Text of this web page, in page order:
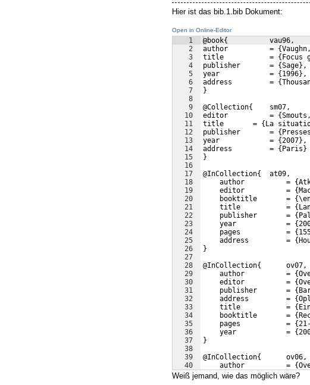
Hier ist das bib.1.bib Dokument:
Open in Online-Editor
1
2
3
4
5
6
7
8
9
10
11
12
13
14
15
16
17
18
19
20
21
22
23
24
25
26
27
28
29
30
31
32
33
34
35
36
37
38
39
40
41
@book{          vau96,
author          = {Vaughn,
title           = {Focus
publisher       = {Sage},
year            = {1996},
address         =
}
@Collection{    sm07,
editor          = {Smouts,
title       = {La situation
publisher       = {Presses
year            = {2007},
address         = {Paris}
}
@InCollection{  at09,
author          =
editor          =
booktitle       =
title           =
publisher       =
year            =
pages           =
address         =
}
@InCollection{      ov07,
author          =
editor          =
publisher       =
address         =
title           =
booktitle       =
pages           =
year            =
}
@InCollection{      ov06,
author          =
editor          =
Weiß jemand, wie das möglich wäre?